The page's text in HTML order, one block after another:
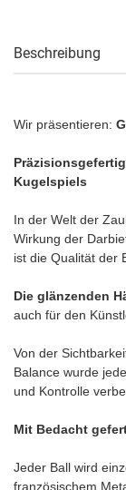
Beschreibung
Wir präsentieren:
Kugelspiels
In der Welt der
Wirkung der
ist die Qualität der
Die glänzenden
auch für den
Von der
Balance wurde
und Kontrolle
Mit Bedacht
Jeder Ball wird
französischem